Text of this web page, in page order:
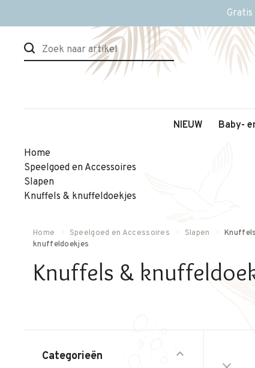
NIEUW Baby-
Home
Speelgoed en Accessoires
Slapen
Knuffels & knuffeldoekjes
Home Speelgoed en Accessoires Slapen
knuffeldoekjes
Knuffels &
Categorieën